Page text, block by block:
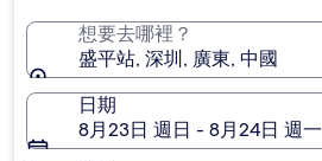
想要去哪裡？
盛平站, 深圳, 廣東, 中國
日期
8月23日 週日 - 8月24日 週一